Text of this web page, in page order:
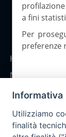
Home
Notizie
Rubriche
Chi siamo
Come
a fini
Per
preferenze
Informativa
Utilizziamo
finalità